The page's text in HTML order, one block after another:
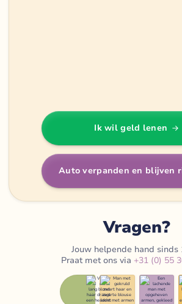
Ik wil geld lenen
Auto verpanden en blijven
Vragen?
Jouw helpende hand sinds
Praat met ons via +31 (0) 55